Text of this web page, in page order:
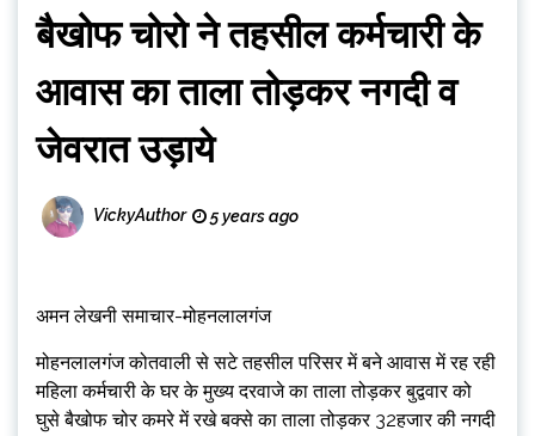
बैखोफ चोरो ने तहसील कर्मचारी के
आवास का ताला तोड़कर नगदी व
जेवरात उड़ाये
VickyAuthor 5 years ago
अमन लेखनी समाचार-मोहनलालगंज
मोहनलालगंज कोतवाली से सटे तहसील परिसर में बने आवास में रह रही
महिला कर्मचारी के घर के मुख्य दरवाजे का ताला तोड़कर बुद्ववार को
घुसे बैखोफ चोर कमरे में रखे बक्से का ताला तोड़कर 32हजार की नगदी